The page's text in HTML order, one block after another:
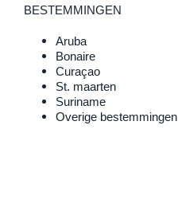
BESTEMMINGEN
Aruba
Bonaire
Curaçao
St. maarten
Suriname
Overige bestemmingen